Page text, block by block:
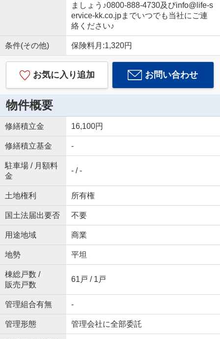
ましょう♪0800-888-4730及びinfo@life-s
ervice-kk.co.jpまでいつでも当社にご連
絡ください♪
条件(その他) 保険料月:1,320円
お気に入り追加 お問い合わせ
物件概要
修繕積立金 16,100円
修繕積立基金 -
駐車場 / 月額料
金
- / -
土地権利 所有権
国土法届出要否 不要
用途地域 商業
地勢 平坦
棟総戸数 /
販売戸数
61戸 / 1戸
管理組合有無 -
管理形態 管理会社に全部委託